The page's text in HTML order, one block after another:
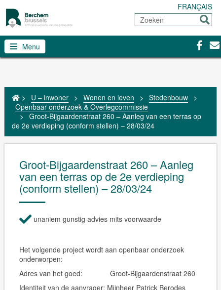
FRANÇAIS
Zoeken
Sturen
Menu
> U – inwoner > Wonen en leven > Stedenbouw
>
Openbaar onderzoek & Overlegcommissie
> Groot-Bijgaardenstraat 260 – Aanleg van een terras op
de 2e verdieping (conform stellen) – 28/03/24
Groot-Bijgaardenstraat 260 – Aanleg
van een terras op de 2e verdieping
(conform stellen) – 28/03/24
unaniem gunstig advies mits voorwaarde
Het volgende project wordt aan openbaar onderzoek
onderworpen:
Adres van het goed: Groot-Bijgaardenstraat 260
Identiteit van de aanvrager: Mijnheer Patrick Berodes